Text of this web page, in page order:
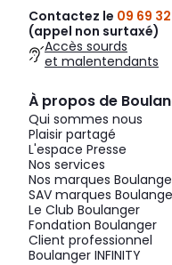
Contactez le 09 69
(appel non surtaxé)
Accès sourds
et malentendants
À propos de
Qui sommes nous
Plaisir partagé
L'espace Presse
Nos services
Nos marques
SAV marques
Le Club Boulanger
Fondation Boulanger
Client professionnel
Boulanger INFINITY